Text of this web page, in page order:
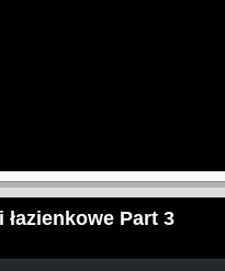
Part 3